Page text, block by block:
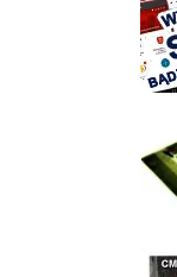
link
link